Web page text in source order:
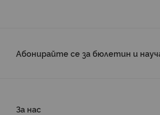
Абонирайте се за бюлетин и
За нас